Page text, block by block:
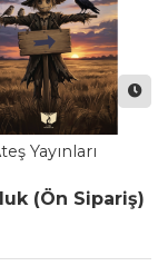
Yayınları
(Ön Sipariş)